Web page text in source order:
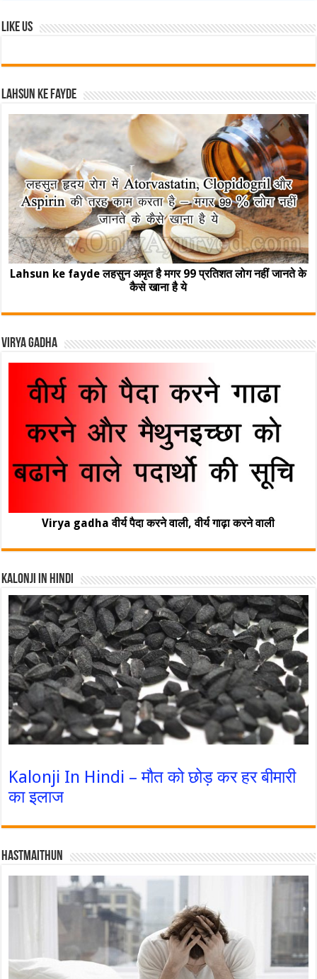
Like Us
Lahsun ke fayde
Lahsun ke fayde लहसुन अमृत है मगर 99 प्रतिशत लोग नहीं जानते के
कैसे खाना है ये
Virya Gadha
Virya gadha वीर्य पैदा करने वाली, वीर्य गाढ़ा करने वाली
Kalonji In Hindi
Kalonji In Hindi – मौत को छोड़ कर हर बीमारी
का इलाज
Hastmaithun